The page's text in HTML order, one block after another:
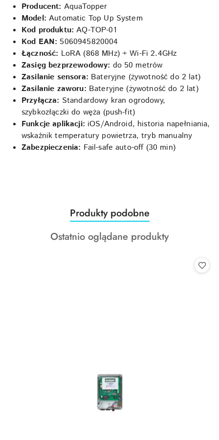
Producent: AquaTopper
Model: Automatic Top Up System
Kod produktu: AQ-TOP-01
Kod EAN: 5060945820004
Łączność: LoRA (868 MHz) + Wi-Fi 2.4GHz
Zasięg bezprzewodowy: do 50 metrów
Zasilanie sensora: Bateryjne (żywotność do 2 lat)
Zasilanie zaworu: Bateryjne (żywotność do 2 lat)
Przyłącza: Standardowy kran ogrodowy,
szybkozłączki do węża (push-fit)
Funkcje aplikacji: iOS/Android, historia napełniania,
wskaźnik temperatury powietrza, tryb manualny
Zabezpieczenia: Fail-safe auto-off (30 min)
Pomiń karuzelę produktów
Produkty
o
statusie:
Produkty podobne
Produkty
Ostatnio oglądane produkty